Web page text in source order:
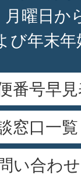
月曜日か
び年末
番号早
窓口一覧
い合わせ